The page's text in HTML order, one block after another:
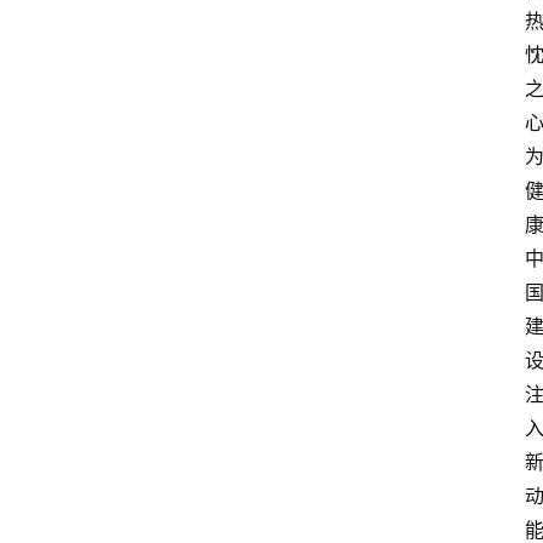
热
忱
之
心
为
健
康
中
国
建
设
注
入
新
动
能